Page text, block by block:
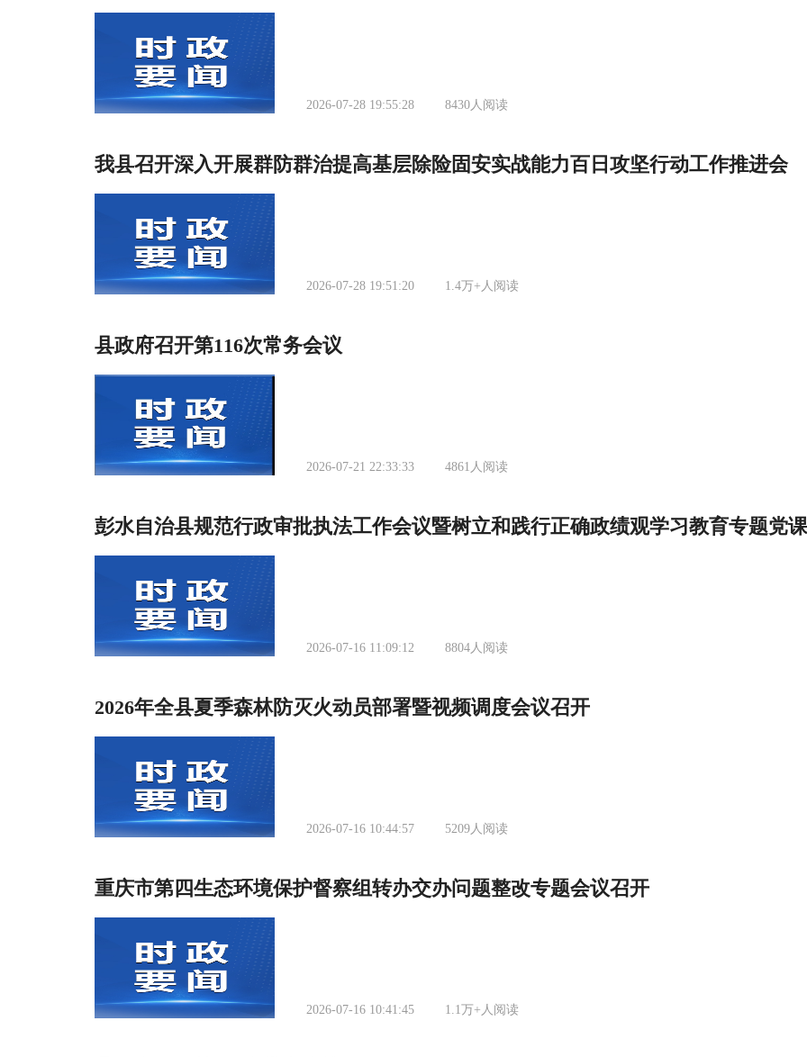
2026-07-28 19:55:28 8430人阅读
我县召开深入开展群防群治提高基层除险固安实战能力百日攻坚行动工作推进会
2026-07-28 19:51:20 1.4万+ 人阅读
县政府召开第116次常务会议
2026-07-21 22:33:33 4861 人阅读
彭水自治县规范行政审批执法工作会议暨树立和践行正确政绩观学习教育专题党
2026-07-16 11:09:12 8804人阅读
2026年全县夏季森林防灭火动员部署暨视频调度会议召开
2026-07-16 10:44:57 5209人阅读
重庆市第四生态环境保护督察组转办交办问题整改专题会议召开
2026-07-16 10:41:45 1.1万+ 人阅读